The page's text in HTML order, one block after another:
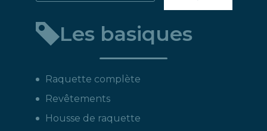
produit
:
Les basiques
Raquette complète
Revêtements
Housse de raquette